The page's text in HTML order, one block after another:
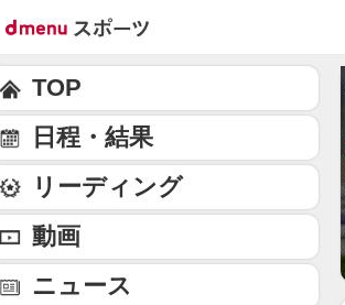
TOP
日程・結果
リーディング
動画
ニュース